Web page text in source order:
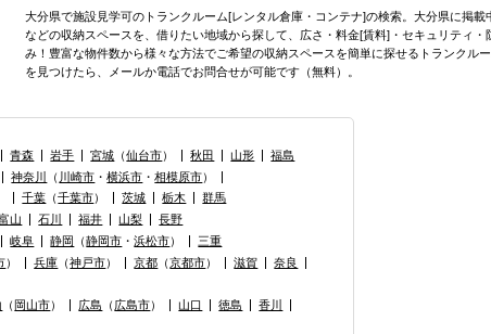
大分県で施設見学可のトランクルーム[レンタル倉庫・コンテナ]の検索。大分県に掲
などの収納スペースを、借りたい地域から探して、広さ・料金[賃料]・セキュリティ
み！豊富な物件数から様々な方法でご希望の収納スペースを簡単に探せるトランクル
を見つけたら、メールか電話でお問合せが可能です（無料）。
青森 岩手 宮城 （仙台市） 秋田 山形
福島
神奈川 （ 川崎市 ・横浜市 ・相模原市）
千葉 （千葉市） 茨城 栃木
群馬
山 石川 福井 山梨
長野
岐阜 静岡 （静岡市 ・浜松市）
三重
） 兵庫 （神戸市） 京都 （京都市） 滋賀
奈良
（ 岡山市） 広島 （広島市） 山口 徳島
香川